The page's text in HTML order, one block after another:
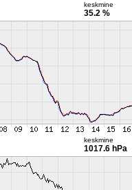
keskmine
35.2 %
keskmine
1017.6 hPa